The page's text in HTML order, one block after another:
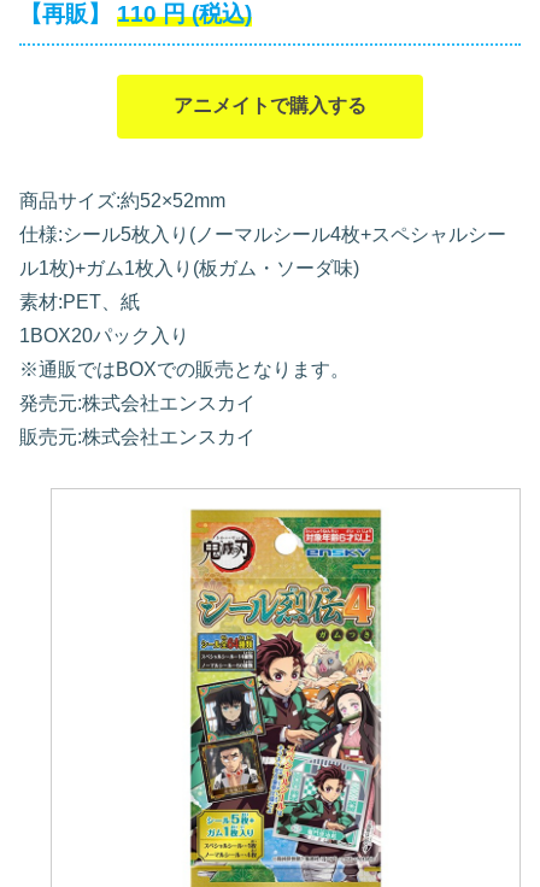
【再販】
110 円 (税込)
アニメイトで購入する
商品サイズ:約52×52mm
仕様:シール5枚入り(ノーマルシール4枚+スペシャルシー
ル1枚)+ガム1枚入り(板ガム・ソーダ味)
素材:PET、紙
1BOX20パック入り
※通販ではBOXでの販売となります。
発売元:株式会社エンスカイ
販売元:株式会社エンスカイ